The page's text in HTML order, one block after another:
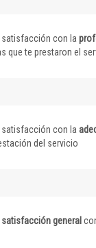
satisfacción con la
que te prestaron el
satisfacción con la
del servicio
satisfacción general